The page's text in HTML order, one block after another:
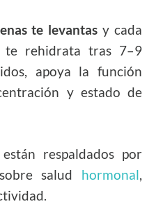
te levantasy cada
te rehidrata tras 7–9
apoya la función
y estado de
respaldados por
salud hormonal,